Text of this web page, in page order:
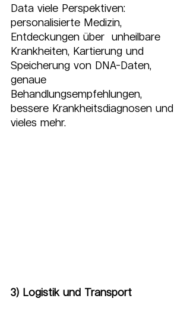
Data viele Perspektiven:
personalisierte Medizin,
Entdeckungen über  unheilbare
Krankheiten, Kartierung und
Speicherung von DNA-Daten,
genaue
Behandlungsempfehlungen,
bessere Krankheitsdiagnosen und
vieles mehr.
3) Logistik und Transport